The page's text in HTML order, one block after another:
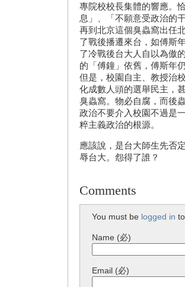
專院校校長集體的響應。
息」、「不願意受政治的
再到北京這個臭蟲窩出任
了戰後播遷來台，如傅斯
了冷戰後台大人自以為傲
的「傅鐘」依舊，傅斯年
但是，校園自主、教授治
化成數人頭的選舉民主，
臭蟲窩。物必自腐，而後
政治不要介入校園不過是
粹主義政治的根源。
應該說，是台大師生先否
辱台大。怨得了誰？
Comments
You must be logged in
Name (必)
Email (必)